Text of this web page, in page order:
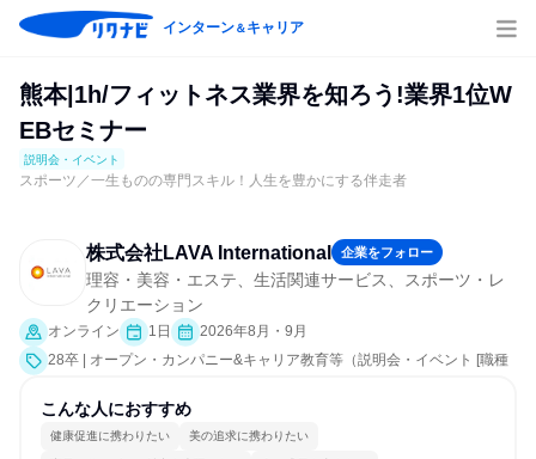
インターン＆キャリア
熊本|1h/フィットネス業界を知ろう!業界1位W
EBセミナー
説明会・イベント
スポーツ／一生ものの専門スキル！人生を豊かにする伴走者
株式会社LAVA International 企業をフォロー
理容・美容・エステ、生活関連サービス、スポーツ・レ
クリエーション
オンライン 1日
2026年8月・9月
28卒 | オープン・カンパニー&キャリア教育等（説明会・イベント [職種
こんな人におすすめ
健康促進に携わりたい 美の追求に携わりたい